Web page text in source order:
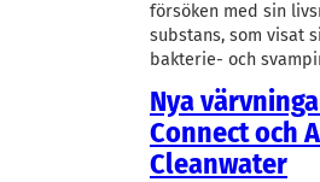
försöken med sin
substans, som visat
bakterie- och
Nya
Connect och
Cleanwater